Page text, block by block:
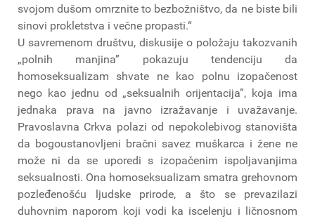
svojom dušom omrznite to bezbožništvo, da ne biste bili
sinovi prokletstva i večne propasti.“
U savremenom društvu, diskusije o položaju takozvanih
„polnih manjina” pokazuju tendenciju da
homoseksualizam shvate ne kao polnu izopačenost
nego kao jednu od „seksualnih orijentacija”, koja ima
jednaka prava na javno izražavanje i uvažavanje.
Pravoslavna Crkva polazi od nepokolebivog stanovišta
da bogoustanovljeni bračni savez muškarca i žene ne
može ni da se uporedi s izopačenim ispoljavanjima
seksualnosti. Ona homoseksualizam smatra grehovnom
pozleđenošću ljudske prirode, a što se prevazilazi
duhovnim naporom koji vodi ka iscelenju i ličnosnom